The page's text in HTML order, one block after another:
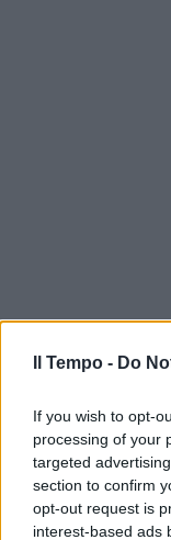
Il Tempo - Do
If you wish to opt-
processing of your
targeted
section to confirm
opt-out request is
interest-based ads